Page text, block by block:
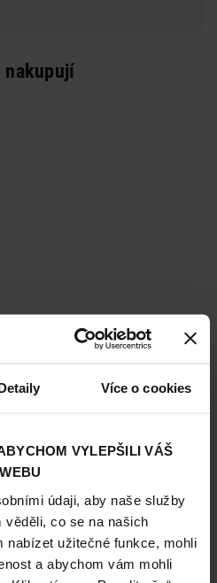
Více o cookies
VYLEPŠILI VÁŠ
údaji, aby naše služby
věděli, co se na našich
nabízet užitečné funkce, mohli
a abychom vám mohli
nakupují